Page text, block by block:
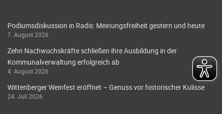
Podiumsdiskussion in Radis: Meinungsfreiheit gestern und heute
7. August 2026
Zehn Nachwuchskräfte schließen ihre Ausbildung in der
Kommunalverwaltung erfolgreich ab
4. August 2026
Wittenberger Weinfest eröffnet – Genuss vor historischer Kulisse
24. Juli 2026